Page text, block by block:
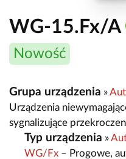
WG-15.Fx/A
Nowość
Grupa urządzenia »
Urządzenia
sygnalizujące
Typ urządzenia »
WG/Fx – Progowe,